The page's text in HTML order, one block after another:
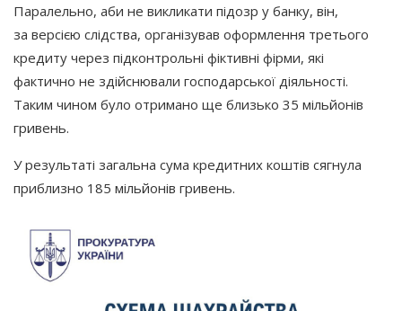
Паралельно, аби не викликати підозр у банку, він,
за версією слідства, організував оформлення третього
кредиту через підконтрольні фіктивні фірми, які
фактично не здійснювали господарської діяльності.
Таким чином було отримано ще близько 35 мільйонів
гривень.
У результаті загальна сума кредитних коштів сягнула
приблизно 185 мільйонів гривень.